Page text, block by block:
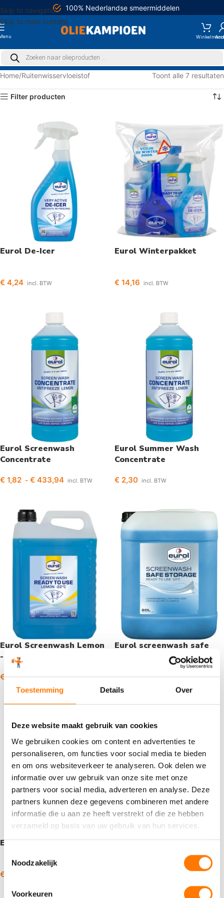
Toestemming Details Over
Deze website maakt gebruik van cookies
We gebruiken cookies om content en advertenties te
personaliseren, om functies voor social media te bieden
en om ons websiteverkeer te analyseren. Ook delen we
informatie over uw gebruik van onze site met onze
partners voor social media, adverteren en analyse. Deze
partners kunnen deze gegevens combineren met andere
informatie die u aan ze heeft verstrekt of die ze hebben
verzameld op basis van uw gebruik van hun services.
Noodzakelijk
Voorkeuren
Skip to navigation
Skip to main content
100% Nederlandse smeermiddelen
Home Ruitenwisservloeistof Toont alle 7 resultaten
Filter producten
Eurol De-Icer
€ 4,24 incl. BTW
Eurol Winterpakket
€ 14,16 incl. BTW
Eurol Screenwash
Concentrate
€ 1,82 - € 433,94 incl. BTW
Eurol Summer Wash
Concentrate
€ 2,30 incl. BTW
Eurol Screenwash Lemon
-22
€6,47 -€326,70 incl. BTW
Opties selecteren
Eurol screenwash safe
€10,29 -€313,03 incl. BTW
Opties selecteren
Eurol Summer Wash K&K
€